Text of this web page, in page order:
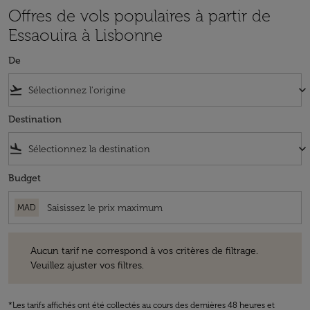
Offres de vols populaires à partir de
Essaouira à Lisbonne
De
flight_takeoff keyboard_arrow_down
Destination
flight_land keyboard_arrow_down
Budget
MAD
Aucun tarif ne correspond à vos critères de filtrage.
Veuillez ajuster vos filtres.
*Les tarifs affichés ont été collectés au cours des dernières 48 heures et